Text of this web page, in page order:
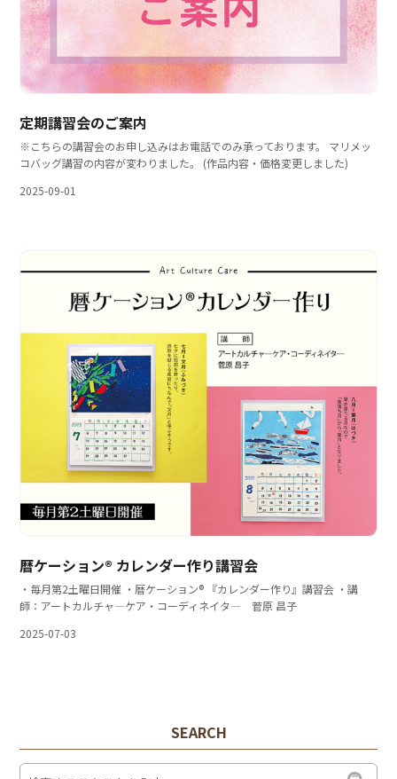
2025-09-01
定期講習会のご案内
※こちらの講習会のお申し込みはお電話でのみ承っております。 マリメッ
コバッグ講習の内容が変わりました。 (作品内容・価格変更しました)
2025-07-03
暦ケーション® カレンダー作り講習会
・毎月第2土曜日開催 ・暦ケーション® 『カレンダー作り』講習会 ・講
師：アートカルチャ―ケア・コーディネイタ― 菅原 昌子
SEARCH